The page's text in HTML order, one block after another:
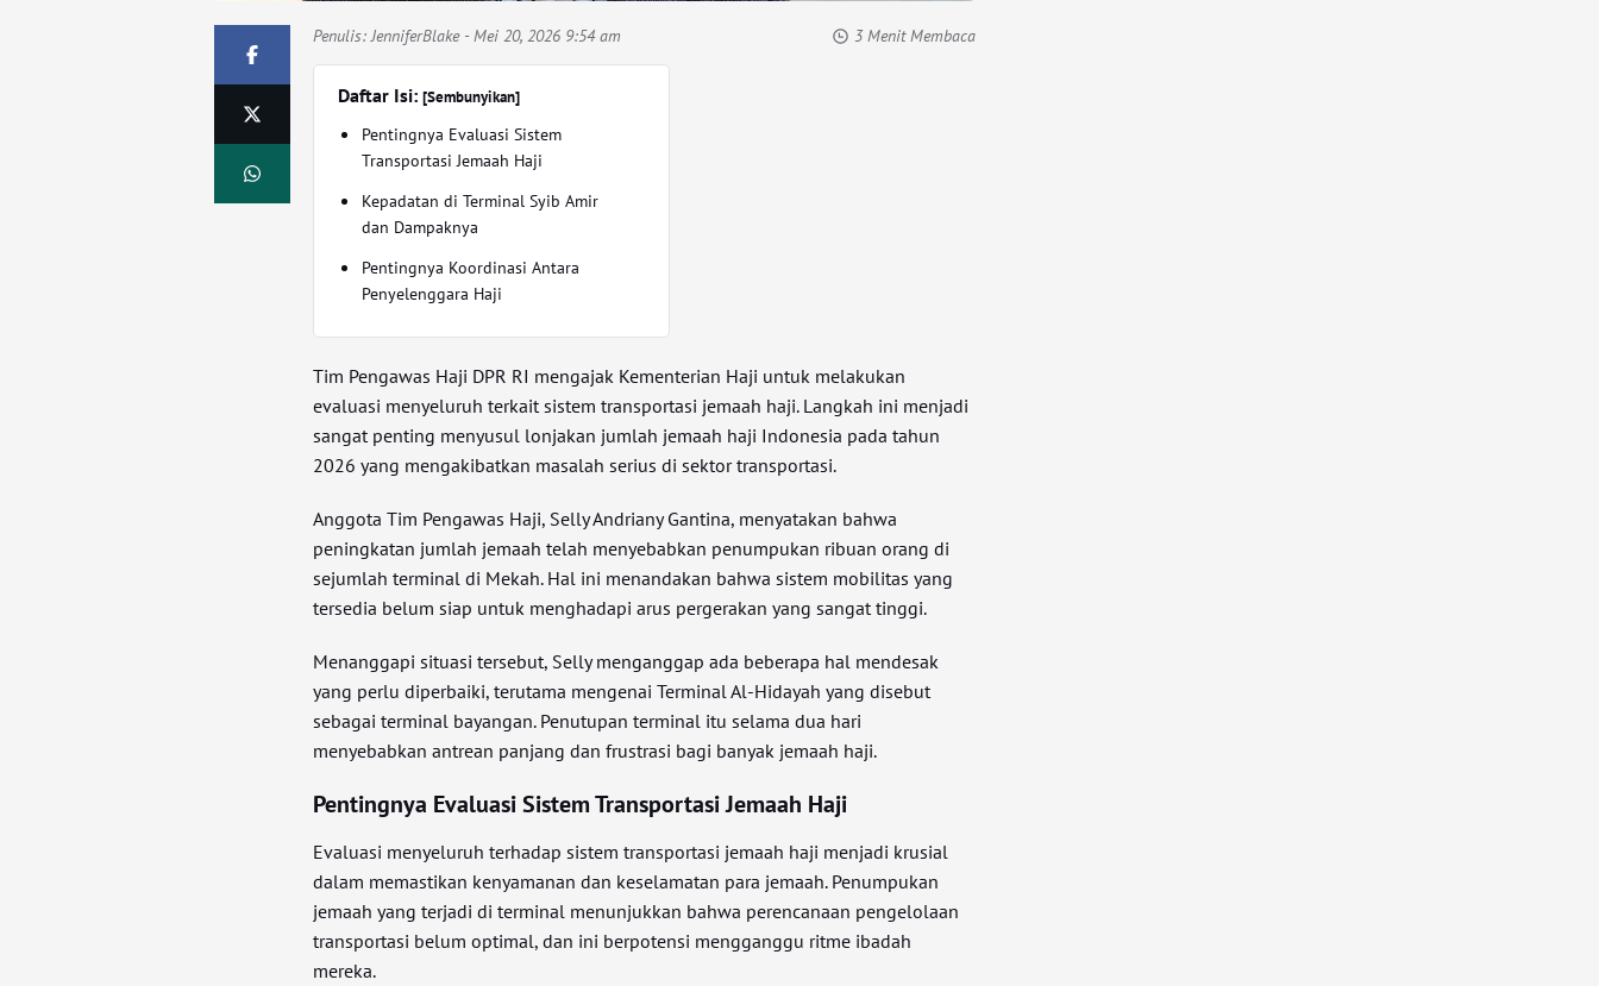
Penulis:JenniferBlake- Mei 20, 2026 9:54 am 3 Menit Membaca
Daftar Isi:[Sembunyikan]
Pentingnya Evaluasi Sistem
Transportasi Jemaah Haji
Kepadatan di Terminal Syib Amir
dan Dampaknya
Pentingnya Koordinasi Antara
Penyelenggara Haji
Tim Pengawas Haji DPR RI mengajak Kementerian Haji untuk melakukan
evaluasi menyeluruh terkait sistem transportasi jemaah haji. Langkah ini menjadi
sangat penting menyusul lonjakan jumlah jemaah haji Indonesia pada tahun
2026 yang mengakibatkan masalah serius di sektor transportasi.
Anggota Tim Pengawas Haji, Selly Andriany Gantina, menyatakan bahwa
peningkatan jumlah jemaah telah menyebabkan penumpukan ribuan orang di
sejumlah terminal di Mekah. Hal ini menandakan bahwa sistem mobilitas yang
tersedia belum siap untuk menghadapi arus pergerakan yang sangat tinggi.
Menanggapi situasi tersebut, Selly menganggap ada beberapa hal mendesak
yang perlu diperbaiki, terutama mengenai Terminal Al-Hidayah yang disebut
sebagai terminal bayangan. Penutupan terminal itu selama dua hari
menyebabkan antrean panjang dan frustrasi bagi banyak jemaah haji.
Pentingnya Evaluasi Sistem Transportasi Jemaah Haji
Evaluasi menyeluruh terhadap sistem transportasi jemaah haji menjadi krusial
dalam memastikan kenyamanan dan keselamatan para jemaah. Penumpukan
jemaah yang terjadi di terminal menunjukkan bahwa perencanaan pengelolaan
transportasi belum optimal, dan ini berpotensi mengganggu ritme ibadah
mereka.